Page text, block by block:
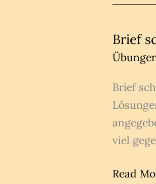
C1
A2
Brief
Brief
viel
Brief
Read